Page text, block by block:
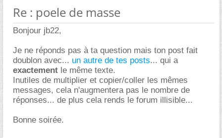
Re : poele de masse
Bonjour jb22,
Je ne réponds pas à ta question mais ton post fait
doublon avec... un autre de tes posts... qui a
exactement le même texte.
Inutiles de multiplier et copier/coller les mêmes
messages, cela n'augmentera pas le nombre de
réponses... de plus cela rends le forum illisible...
Bonne soirée.